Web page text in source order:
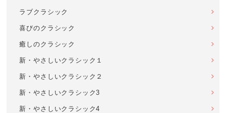
ラブクラシック
喜びのクラシック
癒しのクラシック
新・やさしいクラシック１
新・やさしいクラシック２
新・やさしいクラシック3
新・やさしいクラシック4